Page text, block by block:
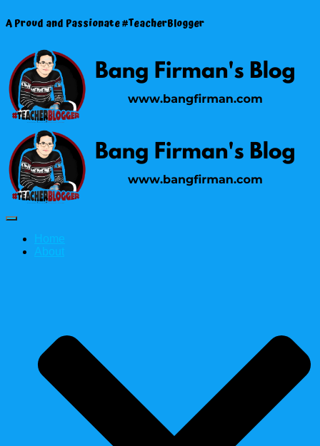
A Proud and Passionate #TeacherBlogger
Toggle
NavigasiHome
About